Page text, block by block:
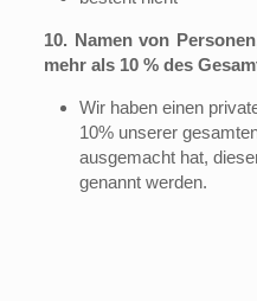
10. Namen von
mehr als 10 % des
Wir haben einen
10% unserer
ausgemacht hat,
genannt werden.